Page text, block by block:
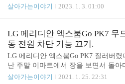
요. AS 받고 났더니 다시 켜져 있네요.
디안 엑스붐Go PK7 질러버렸다.
이마트에서 장을 보면서 돌아다니던
멀리서 가슴을 울리는 음악이 들려 오
따라가 보니 LG 매장에서 들려오
에는 PC용 스피커로 사용하다 보니 무
었는데요. 지금은 음악 플레이용으로
살아가는이야기 2023. 1. 3. 01:00
LG 메리디안 엑스붐Go PK7 무
동 전원 차단 기능 끄기.
LG 메리디안 엑스붐Go PK7 질러버렸
난 주말 이마트에서 장을 보면서 돌아
선가 저 멀리서 가슴을 울리는 음악이
살아가는이야기 2021. 1. 25. 22:31